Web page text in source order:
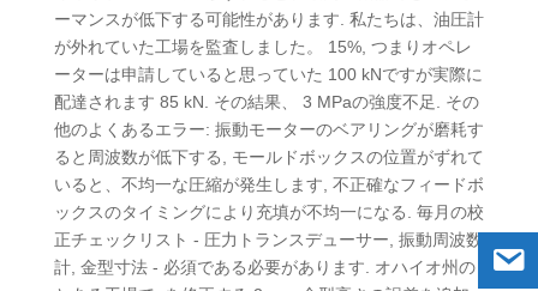
ーマンスが低下する可能性があります. 私たちは、油圧計
が外れていた工場を監査しました。 15%, つまりオペレ
ーターは申請していると思っていた 100 kNですが実際に
配達されます 85 kN. その結果、 3 MPaの強度不足. その
他のよくあるエラー: 振動モーターのベアリングが磨耗す
ると周波数が低下する, モールドボックスの位置がずれて
いると、不均一な圧縮が発生します, 不正確なフィードボ
ックスのタイミングにより充填が不均一になる. 毎月の校
正チェックリスト - 圧力トランスデューサー, 振動周波数
計, 金型寸法 - 必須である必要があります. オハイオ州の